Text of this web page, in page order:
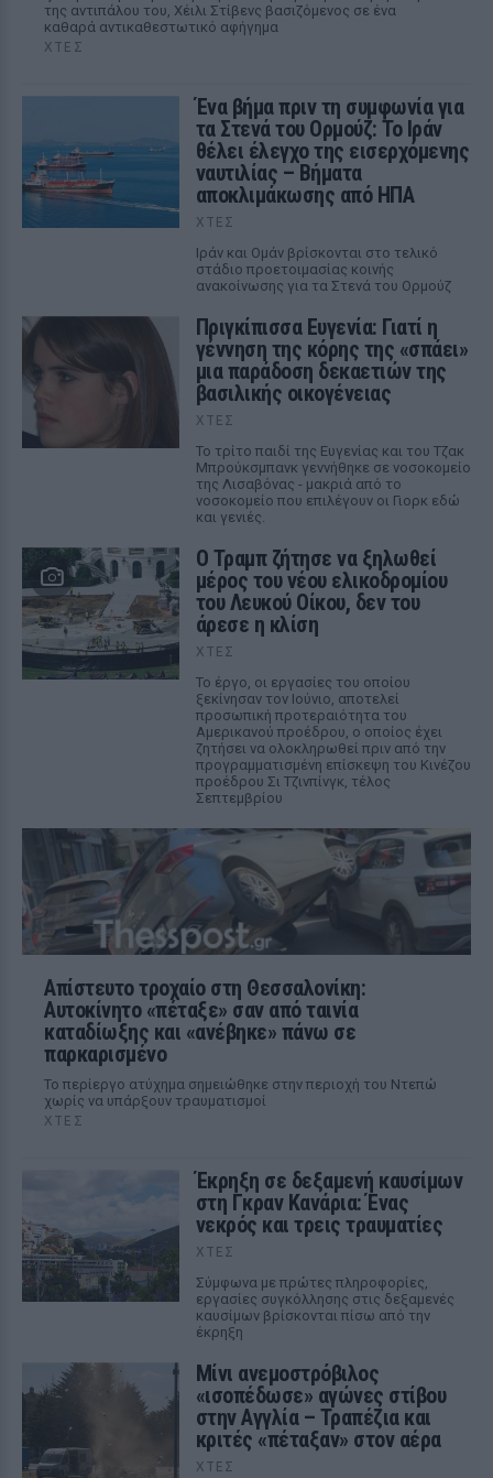
της αντιπάλου του, Χέιλι Στίβενς βασιζόμενος σε ένα
καθαρά αντικαθεστωτικό αφήγημα
ΧΤΕΣ
Ένα βήμα πριν τη συμφωνία για
τα Στενά του Ορμούζ: Το Ιράν
θέλει έλεγχο της εισερχόμενης
ναυτιλίας – Βήματα
αποκλιμάκωσης από ΗΠΑ
ΧΤΕΣ
Ιράν και Ομάν βρίσκονται στο τελικό
στάδιο προετοιμασίας κοινής
ανακοίνωσης για τα Στενά του Ορμούζ
Πριγκίπισσα Ευγενία: Γιατί η
γέννηση της κόρης της «σπάει»
μια παράδοση δεκαετιών της
βασιλικής οικογένειας
ΧΤΕΣ
Το τρίτο παιδί της Ευγενίας και του Τζακ
Μπρούκσμπανκ γεννήθηκε σε νοσοκομείο
της Λισαβόνας - μακριά από το
νοσοκομείο που επιλέγουν οι Γιορκ εδώ
και γενιές.
Ο Τραμπ ζήτησε να ξηλωθεί
μέρος του νέου ελικοδρομίου
του Λευκού Οίκου, δεν του
άρεσε η κλίση
ΧΤΕΣ
Το έργο, οι εργασίες του οποίου
ξεκίνησαν τον Ιούνιο, αποτελεί
προσωπική προτεραιότητα του
Αμερικανού προέδρου, ο οποίος έχει
ζητήσει να ολοκληρωθεί πριν από την
προγραμματισμένη επίσκεψη του Κινέζου
προέδρου Σι Τζινπίνγκ, τέλος
Σεπτεμβρίου
Απίστευτο τροχαίο στη Θεσσαλονίκη:
Αυτοκίνητο «πέταξε» σαν από ταινία
καταδίωξης και «ανέβηκε» πάνω σε
παρκαρισμένο
Το περίεργο ατύχημα σημειώθηκε στην περιοχή του Ντεπώ
χωρίς να υπάρξουν τραυματισμοί
ΧΤΕΣ
Έκρηξη σε δεξαμενή καυσίμων
στη Γκραν Κανάρια: Ένας
νεκρός και τρεις τραυματίες
ΧΤΕΣ
Σύμφωνα με πρώτες πληροφορίες,
εργασίες συγκόλλησης στις δεξαμενές
καυσίμων βρίσκονται πίσω από την
έκρηξη
Μίνι ανεμοστρόβιλος
«ισοπέδωσε» αγώνες στίβου
στην Αγγλία – Τραπέζια και
κριτές «πέταξαν» στον αέρα
ΧΤΕΣ